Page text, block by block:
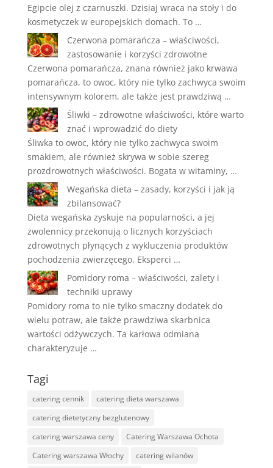
Egipcie olej z czarnuszki. Dzisiaj wraca na stoły i do
kosmetyczek w europejskich domach. To …
Czerwona pomarańcza – właściwości,
zastosowanie i korzyści zdrowotne
Czerwona pomarańcza, znana również jako krwawa
pomarańcza, to owoc, który nie tylko zachwyca swoim
intensywnym kolorem, ale także jest prawdziwą …
Śliwki – zdrowotne właściwości, które warto
znać i wprowadzić do diety
Śliwka to owoc, który nie tylko zachwyca swoim
smakiem, ale również skrywa w sobie szereg
prozdrowotnych właściwości. Bogata w witaminy, …
Wegańska dieta – zasady, korzyści i jak ją
zbilansować?
Dieta wegańska zyskuje na popularności, a jej
zwolennicy przekonują o licznych korzyściach
zdrowotnych płynących z wykluczenia produktów
pochodzenia zwierzęcego. Eksperci …
Pomidory roma – właściwości, zalety i
techniki uprawy
Pomidory roma to nie tylko smaczny dodatek do
wielu potraw, ale także prawdziwa skarbnica
wartości odżywczych. Ta karłowa odmiana
charakteryzuje …
Tagi
catering cennik
catering dieta warszawa
catering dietetyczny bezglutenowy
catering warszawa ceny
Catering Warszawa Ochota
Catering warszawa Włochy
catering wilanów